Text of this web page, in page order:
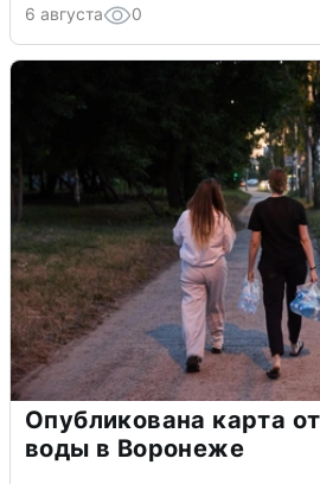
6 августа 0
Опубликована карта
воды в Воронеже